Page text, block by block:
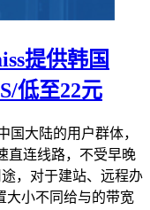
提供韩国
低至22元
国大陆的用户群体，
直连线路，不受早晚
，对于建站、远程办
大小不同给与的带宽